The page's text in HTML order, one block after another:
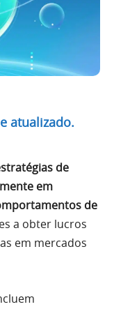
atualizado.
de
em
de
a obter lucros
em mercados